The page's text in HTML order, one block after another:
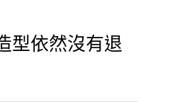
型依然沒有退